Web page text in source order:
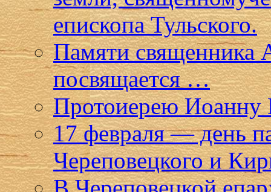
епископа Тульского.
Памяти священника
посвящается …
Протоиерею Иоанну
17 февраля — день
Череповецкого и